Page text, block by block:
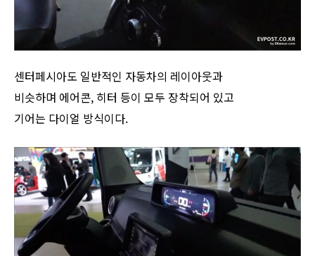
센터페시아도 일반적인 자동차의 레이아웃과
비슷하며 에어콘, 히터 등이 모두 장착되어 있고
기어는 다이얼 방식이다.